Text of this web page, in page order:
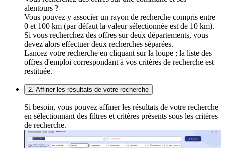
alentours ?
Vous pouvez y associer un rayon de recherche compris entre
0 et 100 km (par défaut la valeur sélectionnée est de 10 km).
Si vous recherchez des offres sur deux départements, vous
devez alors effectuer deux recherches séparées.
Lancez votre recherche en cliquant sur la loupe ; la liste des
offres d'emploi correspondant à vos critères de recherche est
restituée.
2. Affiner les résultats de votre recherche
Si besoin, vous pouvez affiner les résultats de votre recherche
en sélectionnant des filtres et critères présents sous les critères
de recherche.